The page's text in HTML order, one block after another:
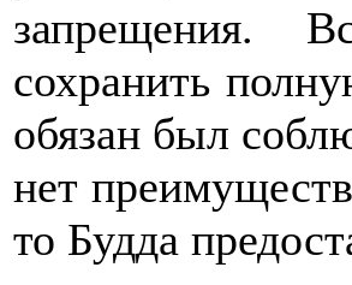
запрещения.
сохранить
обязан был
нет
то Будда